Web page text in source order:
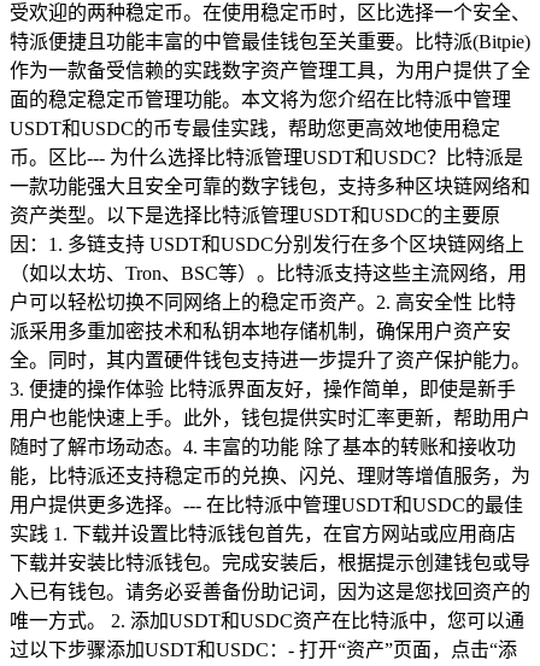
受欢迎的两种稳定币。在使用稳定币时，区比选择一个安全、
特派便捷且功能丰富的中管最佳钱包至关重要。比特派(Bitpie)
作为一款备受信赖的实践数字资产管理工具，为用户提供了全
面的稳定稳定币管理功能。本文将为您介绍在比特派中管理
USDT和USDC的币专最佳实践，帮助您更高效地使用稳定
币。区比--- 为什么选择比特派管理USDT和USDC？比特派是
一款功能强大且安全可靠的数字钱包，支持多种区块链网络和
资产类型。以下是选择比特派管理USDT和USDC的主要原
因：1. 多链支持 USDT和USDC分别发行在多个区块链网络上
（如以太坊、Tron、BSC等）。比特派支持这些主流网络，用
户可以轻松切换不同网络上的稳定币资产。2. 高安全性 比特
派采用多重加密技术和私钥本地存储机制，确保用户资产安
全。同时，其内置硬件钱包支持进一步提升了资产保护能力。
3. 便捷的操作体验 比特派界面友好，操作简单，即使是新手
用户也能快速上手。此外，钱包提供实时汇率更新，帮助用户
随时了解市场动态。4. 丰富的功能 除了基本的转账和接收功
能，比特派还支持稳定币的兑换、闪兑、理财等增值服务，为
用户提供更多选择。--- 在比特派中管理USDT和USDC的最佳
实践 1. 下载并设置比特派钱包首先，在官方网站或应用商店
下载并安装比特派钱包。完成安装后，根据提示创建钱包或导
入已有钱包。请务必妥善备份助记词，因为这是您找回资产的
唯一方式。 2. 添加USDT和USDC资产在比特派中，您可以通
过以下步骤添加USDT和USDC：- 打开“资产”页面，点击“添